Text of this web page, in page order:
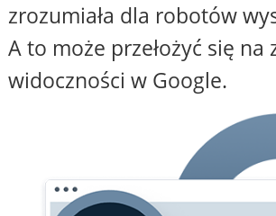
zrozumiała dla robotów
A to może przełożyć się na
widoczności w Google.